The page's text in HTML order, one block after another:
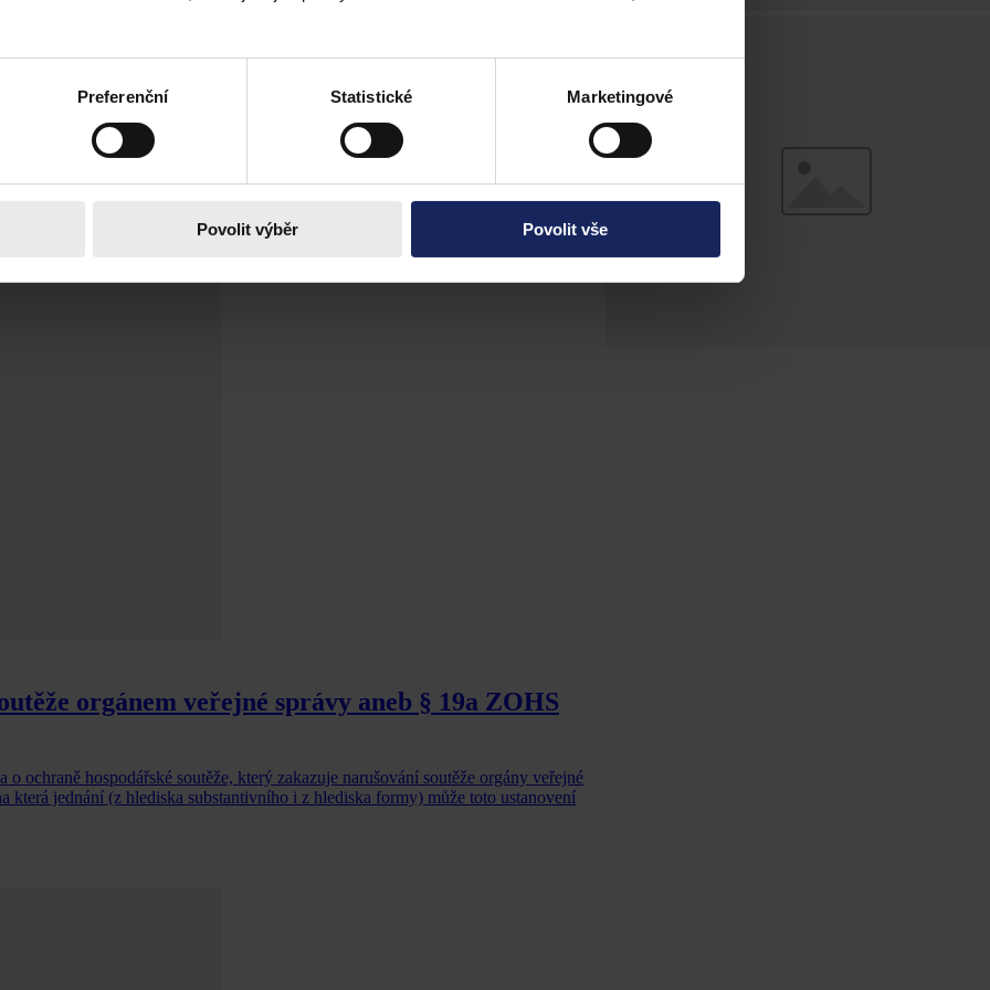
Preferenční Statistické Marketingové
Povolit výběr Povolit vše
firem
Úřadem pro ochranu hospodářské soutěže (ÚOHS) stavebním firmám za
až 2008, celková pokuta byla 1,66 miliardy korun. Soud vyhověl žalobám sedmi
orgánem veřejné správy aneb § 19a ZOHS
hospodářské soutěže, který zakazuje narušování soutěže orgány veřejné
jednání (z hlediska substantivního i z hlediska formy) může toto ustanovení